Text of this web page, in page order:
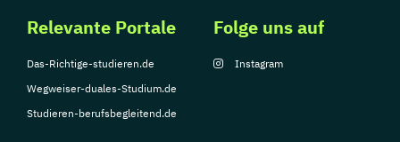
Relevante Portale
Das-Richtige-studieren.de
Wegweiser-duales-Studium.de
Studieren-berufsbegleitend.de
Folge uns auf
Instagram